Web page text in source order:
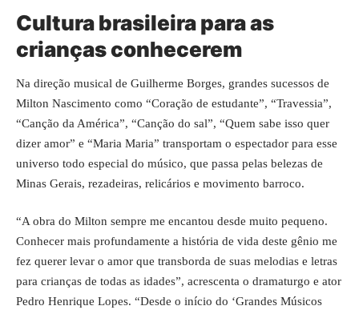
Cultura brasileira para as
crianças conhecerem
Na direção musical de Guilherme Borges, grandes sucessos de
Milton Nascimento como “Coração de estudante”, “Travessia”,
“Canção da América”, “Canção do sal”, “Quem sabe isso quer
dizer amor” e “Maria Maria” transportam o espectador para esse
universo todo especial do músico, que passa pelas belezas de
Minas Gerais, rezadeiras, relicários e movimento barroco.
“A obra do Milton sempre me encantou desde muito pequeno.
Conhecer mais profundamente a história de vida deste gênio me
fez querer levar o amor que transborda de suas melodias e letras
para crianças de todas as idades”, acrescenta o dramaturgo e ator
Pedro Henrique Lopes. “Desde o início do ‘Grandes Músicos